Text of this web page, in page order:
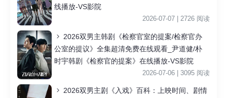
线播放-VS影院
2026-07-07 | 2726 阅读
2026双男主韩剧《检察官室的提案/检察官办
公室的提议》全集超清免费在线观看_尹道健/朴
时宇韩剧《检察官的提案》在线播放-VS影院
2026-07-06 | 3095 阅读
2026双男主剧《入戏》百科：上映时间、剧情